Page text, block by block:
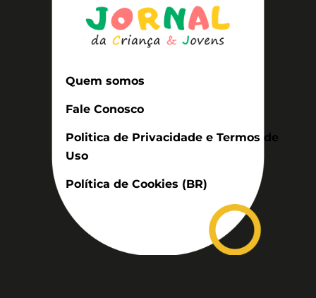
Quem somos
Fale Conosco
Politica de Privacidade e Termos de
Uso
Política de Cookies (BR)